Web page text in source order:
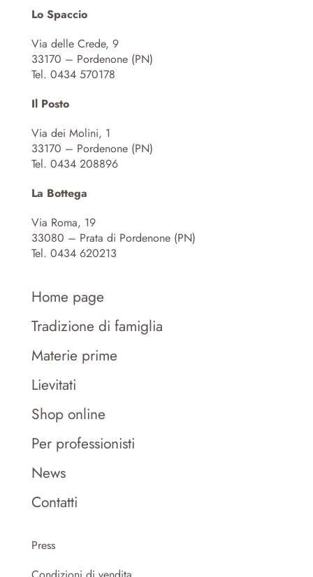
Lo Spaccio
Via delle Crede, 9
33170 – Pordenone (PN)
Tel. 0434 570178
Il Posto
Via dei Molini, 1
33170 – Pordenone (PN)
Tel. 0434 208896
La Bottega
Via Roma, 19
33080 – Prata di Pordenone (PN)
Tel. 0434 620213
Home page
Tradizione di famiglia
Materie prime
Lievitati
Shop online
Per professionisti
News
Contatti
Press